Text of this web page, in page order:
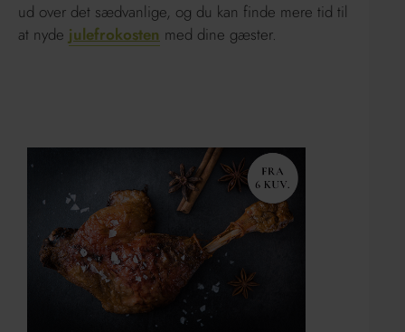
ud over det sædvanlige, og du kan finde mere tid til
at nyde julefrokosten med dine gæster.